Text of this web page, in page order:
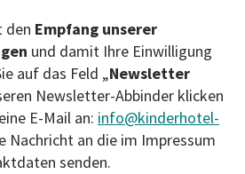
den Empfang unserer
und damit Ihre Einwilligung
auf das Feld „Newsletter
Newsletter-Abbinder klicken
E-Mail an: info@kinderhotel-
Nachricht an die im Impressum
senden.